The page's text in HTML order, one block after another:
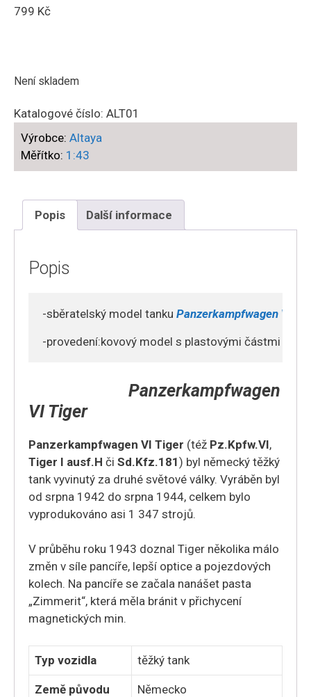
799 Kč
Není skladem
Katalogové číslo: ALT01
Výrobce: Altaya
Měřítko: 1:43
Popis Další informace
Popis
-sběratelský model tanku Panzerkampfwagen VI
-provedení:kovový model s plastovými částmi
Panzerkampfwagen
VI Tiger
Panzerkampfwagen VI Tiger (též Pz.Kpfw.VI,
Tiger I ausf.H či Sd.Kfz.181) byl německý těžký
tank vyvinutý za druhé světové války. Vyráběn byl
od srpna 1942 do srpna 1944, celkem bylo
vyprodukováno asi 1 347 strojů.
V průběhu roku 1943 doznal Tiger několika málo
změn v síle pancíře, lepší optice a pojezdových
kolech. Na pancíře se začala nanášet pasta
„Zimmerit“, která měla bránit v přichycení
magnetických min.
Typ vozidla těžký tank
Země původu Německo